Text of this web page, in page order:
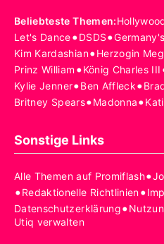
Beliebteste Themen:
Let's Dance•DSDS•
Kim Kardashian•Herzogin
Prinz William •König Charles III
Kylie Jenner•Ben Affleck•
Britney Spears•Madonna•
Sonstige Links
Alle Themen auf Promiflash•
•Redaktionelle Richtlinien•
Datenschutzerklärung•
Utiq verwalten